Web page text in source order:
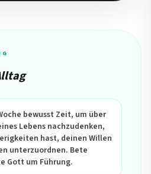
bewusst Zeit, um über
Lebens nachzudenken,
hast, deinen Willen
unterzuordnen. Bete
Gott um Führung.